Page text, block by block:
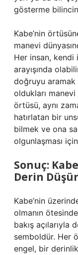
gösterme
Kabe’nin
manevi
Her insan, kendi
arayışında
doğruyu
oldukları
örtüsü, aynı
hatırlatan bir
bilmek ve ona
olgunlaşması
Sonuç:
Derin
Kabe’nin
olmanın
bakış
semboldür. Her
engel, bir